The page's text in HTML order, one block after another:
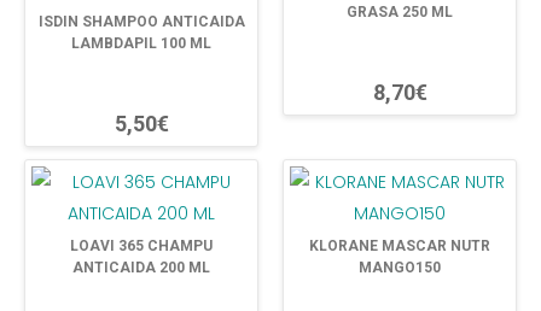
ISDIN SHAMPOO ANTICAIDA
LAMBDAPIL 100 ML
5,50€
GRASA 250 ML
8,70€
LOAVI 365 CHAMPU
ANTICAIDA 200 ML
KLORANE MASCAR NUTR
MANGO150